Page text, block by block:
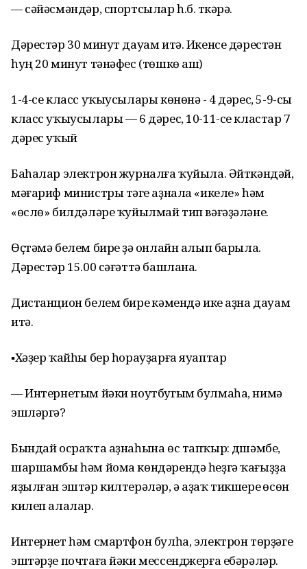
— сәйәсмәндәр, спортсылар һ.б. үткәрә.
Дәрестәр 30 минут дауам итә. Икенсе дәрестән
һуң 20 минут тәнәфес (төшкө аш)
1-4-се класс уҡыусылары көнөнә - 4 дәрес, 5-9-сы
класс уҡыусылары — 6 дәрес, 10-11-се кластар 7
дәрес уҡый
Баһалар электрон журналға ҡуйыла. Әйткәндәй,
мәғариф министры тәүге аҙнала «икеле» һәм
«өслө» билдәләре ҡуйылмай тип вәғәҙәләне.
Өҫтәмә белем биреү ҙә онлайн алып барыла.
Дәрестәр 15.00 сәғәттә башлана.
Дистанцион белем биреү кәмендә ике аҙна дауам
итә.
▪Хәҙер ҡайһы бер һорауҙарға яуаптар
— Интернетым йәки ноутбугым булмаһа, нимә
эшләргә?
Бындай осраҡта аҙнаһына өс тапҡыр: дүшәмбе,
шаршамбы һәм йома көндәрендә һеҙгә ҡағыҙҙа
яҙылған эштәр килтерәләр, ә аҙаҡ тикшереү өсөн
килеп алалар.
Интернет һәм смартфон булһа, электрон төрҙәге
эштәрҙе почтаға йәки мессенджерға ебәрәләр.